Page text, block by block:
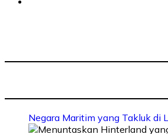
Negara Maritim yang Takluk di